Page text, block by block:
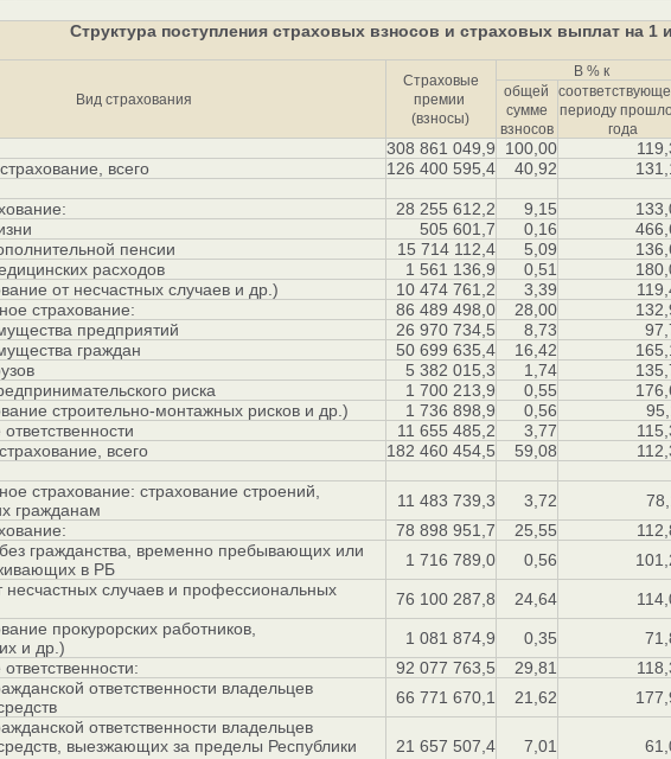
Структура поступления страховых взносов и страховых выплат на 1
Вид страхования
Страховые
премии
(взносы)
В % к
общей
cумме
взносов
периоду
года
308 861 049,9 100,00
всего
126 400 595,4 40,92
28 255 612,2 9,15
505 601,7 0,16
пенсии
15 714 112,4 5,09
расходов
1 561 136,9 0,51
от несчастных случаев и др.)
10 474 761,2 3,39
страхование:
86 489 498,0 28,00
предприятий
26 970 734,5 8,73
граждан
50 699 635,4 16,42
5 382 015,3 1,74
риска
1 700 213,9 0,55
строительно-монтажных рисков и др.)
1 736 898,9 0,56
11 655 485,2 3,77
всего
182 460 454,5 59,08
страхование: страхование строений,
гражданам
11 483 739,3 3,72
78 898 951,7 25,55
гражданства, временно пребывающих или
в РБ
1 716 789,0 0,56
несчастных случаев и профессиональных
76 100 287,8 24,64
прокурорских работников,
и др.)
1 081 874,9 0,35
92 077 763,5 29,81
ответственности владельцев
66 771 670,1 21,62
ответственности владельцев
выезжающих за пределы Республики
21 657 507,4 7,01